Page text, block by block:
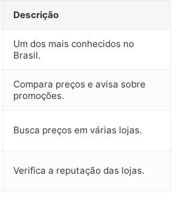
Descrição
Um dos mais conhecidos no
Brasil.
Compara preços e avisa sobre
promoções.
Busca preços em várias lojas.
Verifica a reputação das lojas.